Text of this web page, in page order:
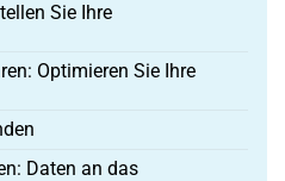
Sie Ihre
Optimieren Sie Ihre
Daten an das